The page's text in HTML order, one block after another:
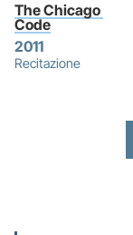
The Chicago
Code
2011
Recitazione